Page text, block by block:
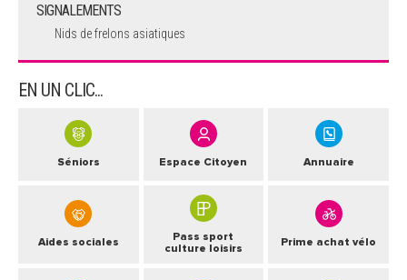
SIGNALEMENTS
Nids de frelons asiatiques
EN UN CLIC...
Séniors Espace Citoyen Annuaire
Aides sociales
Pass sport
culture loisirs
Prime achat vélo